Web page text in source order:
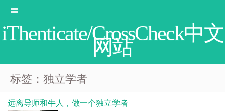
iThenticate/CrossCheck中文
网站
标签：独立学者
远离导师和牛人，做一个独立学者